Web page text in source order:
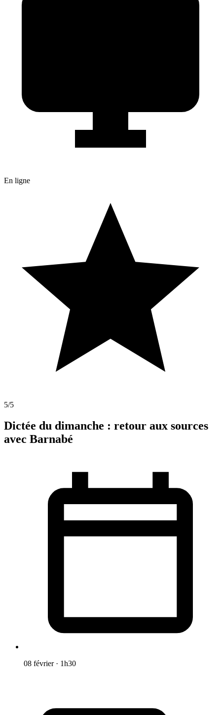
En ligne
5/5
Dictée du dimanche : retour aux sources
avec Barnabé
08 février · 1h30